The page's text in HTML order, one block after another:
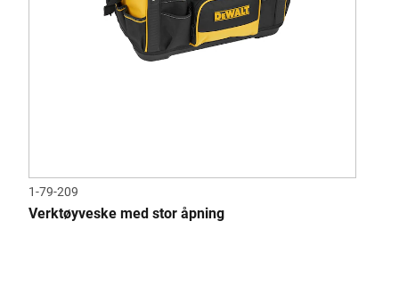
1-79-209
Verktøyveske med stor åpning